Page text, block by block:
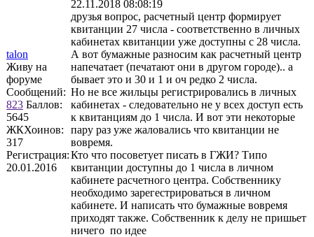
talon
Живу на
форуме
Сообщений:
823 Баллов:
5645
ЖКХоинов:
317
Регистрация:
20.01.2016
22.11.2018 08:08:19
друзья вопрос, расчетный центр формирует
квитанции 27 числа - соответственно в личных
кабинетах квитанции уже доступны с 28 числа.
А вот бумажные разносим как расчетный центр
напечатает (печатают они в другом городе).. а
бывает это и 30 и 1 и оч редко 2 числа.
Но не все жильцы регистрировались в личных
кабинетах - следовательно не у всех доступ есть
к квитанциям до 1 числа. И вот эти некоторые
пару раз уже жаловались что квитанции не
вовремя.
Кто что посоветует писать в ГЖИ? Типо
квитанции доступны до 1 числа в личном
кабинете расчетного центра. Собственнику
необходимо зарегестрироваться в личном
кабинете. И написать что бумажные вовремя
приходят также. Собственник к делу не пришьет
ничего по идее